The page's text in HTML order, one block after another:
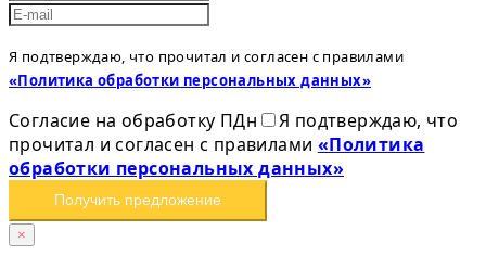
Я подтверждаю, что прочитал и согласен с правилами
«Политика обработки персональных данных»
Согласие на обработку ПДн
Я подтверждаю, что
прочитал и согласен с правилами «Политика
обработки персональных данных»
Получить предложение
×